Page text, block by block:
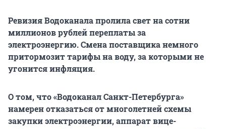
Ревизия Водоканала пролила свет на сотни
миллионов рублей переплаты за
электроэнергию. Смена поставщика немного
притормозит тарифы на воду, за которыми не
угонится инфляция.
О том, что «Водоканал Санкт-Петербурга»
намерен отказаться от многолетней схемы
закупки электроэнергии, аппарат вице-